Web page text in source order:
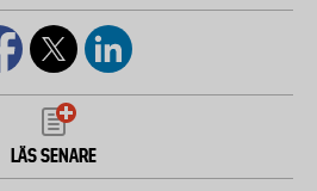
LÄS SENARE